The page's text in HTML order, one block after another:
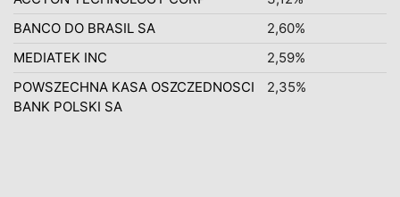
BANCO DO BRASIL SA
2,60%
MEDIATEK INC
2,59%
POWSZECHNA KASA OSZCZEDNOSCI
BANK POLSKI SA
2,35%